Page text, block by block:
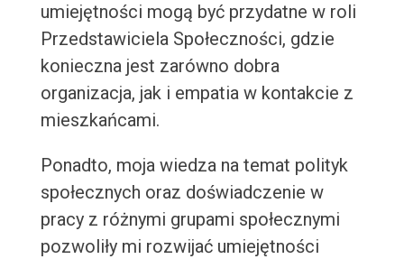
umiejętności mogą być przydatne w roli
Przedstawiciela Społeczności, gdzie
konieczna jest zarówno dobra
organizacja, jak i empatia w kontakcie z
mieszkańcami.
Ponadto, moja wiedza na temat polityk
społecznych oraz doświadczenie w
pracy z różnymi grupami społecznymi
pozwoliły mi rozwijać umiejętności